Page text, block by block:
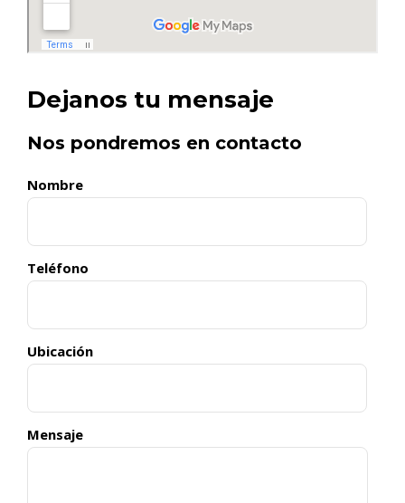
Dejanos tu mensaje
Nos pondremos en contacto
Nombre
Teléfono
Ubicación
Mensaje